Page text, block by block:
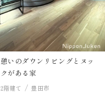
憩いのダウンリビングとヌッ
クがある家
2階建て 豊田市